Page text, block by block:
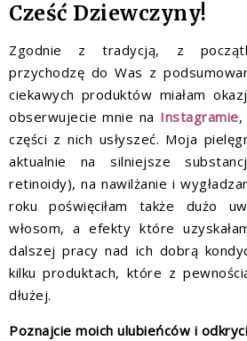
Cześć Dziewczyny!
Zgodnie z tradycją, z
przychodzę do Was z
ciekawych produktów miałam
obserwujecie mnie na Instagramie,
części z nich usłyszeć. Moja
aktualnie na silniejsze
retinoidy), na nawilżanie i
roku poświęciłam także dużo
włosom, a efekty które
dalszej pracy nad ich dobrą
kilku produktach, które z
dłużej.
Poznajcie moich ulubieńców i